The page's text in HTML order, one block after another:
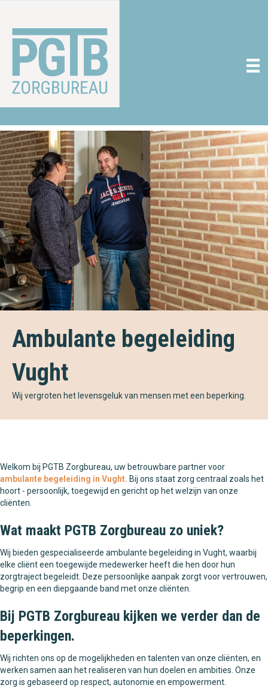
Ambulante begeleiding
Vught
Wij vergroten het levensgeluk van mensen met een beperking.
Welkom bij PGTB Zorgbureau, uw betrouwbare partner voor
ambulante begeleiding in Vught. Bij ons staat zorg centraal zoals het
hoort - persoonlijk, toegewijd en gericht op het welzijn van onze
cliënten.
Wat maakt PGTB Zorgbureau zo uniek?
Wij bieden gespecialiseerde ambulante begeleiding in Vught, waarbij
elke cliënt een toegewijde medewerker heeft die hen door hun
zorgtraject begeleidt. Deze persoonlijke aanpak zorgt voor vertrouwen,
begrip en een diepgaande band met onze cliënten.
Bij PGTB Zorgbureau kijken we verder dan de
beperkingen.
Wij richten ons op de mogelijkheden en talenten van onze cliënten, en
werken samen aan het realiseren van hun doelen en ambities. Onze
zorg is gebaseerd op respect, autonomie en empowerment.